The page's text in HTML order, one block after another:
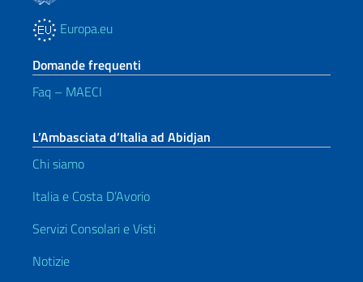
Europa.eu
Domande frequenti
Faq – MAECI
L’Ambasciata d’Italia ad Abidjan
Chi siamo
Italia e Costa D’Avorio
Servizi Consolari e Visti
Notizie